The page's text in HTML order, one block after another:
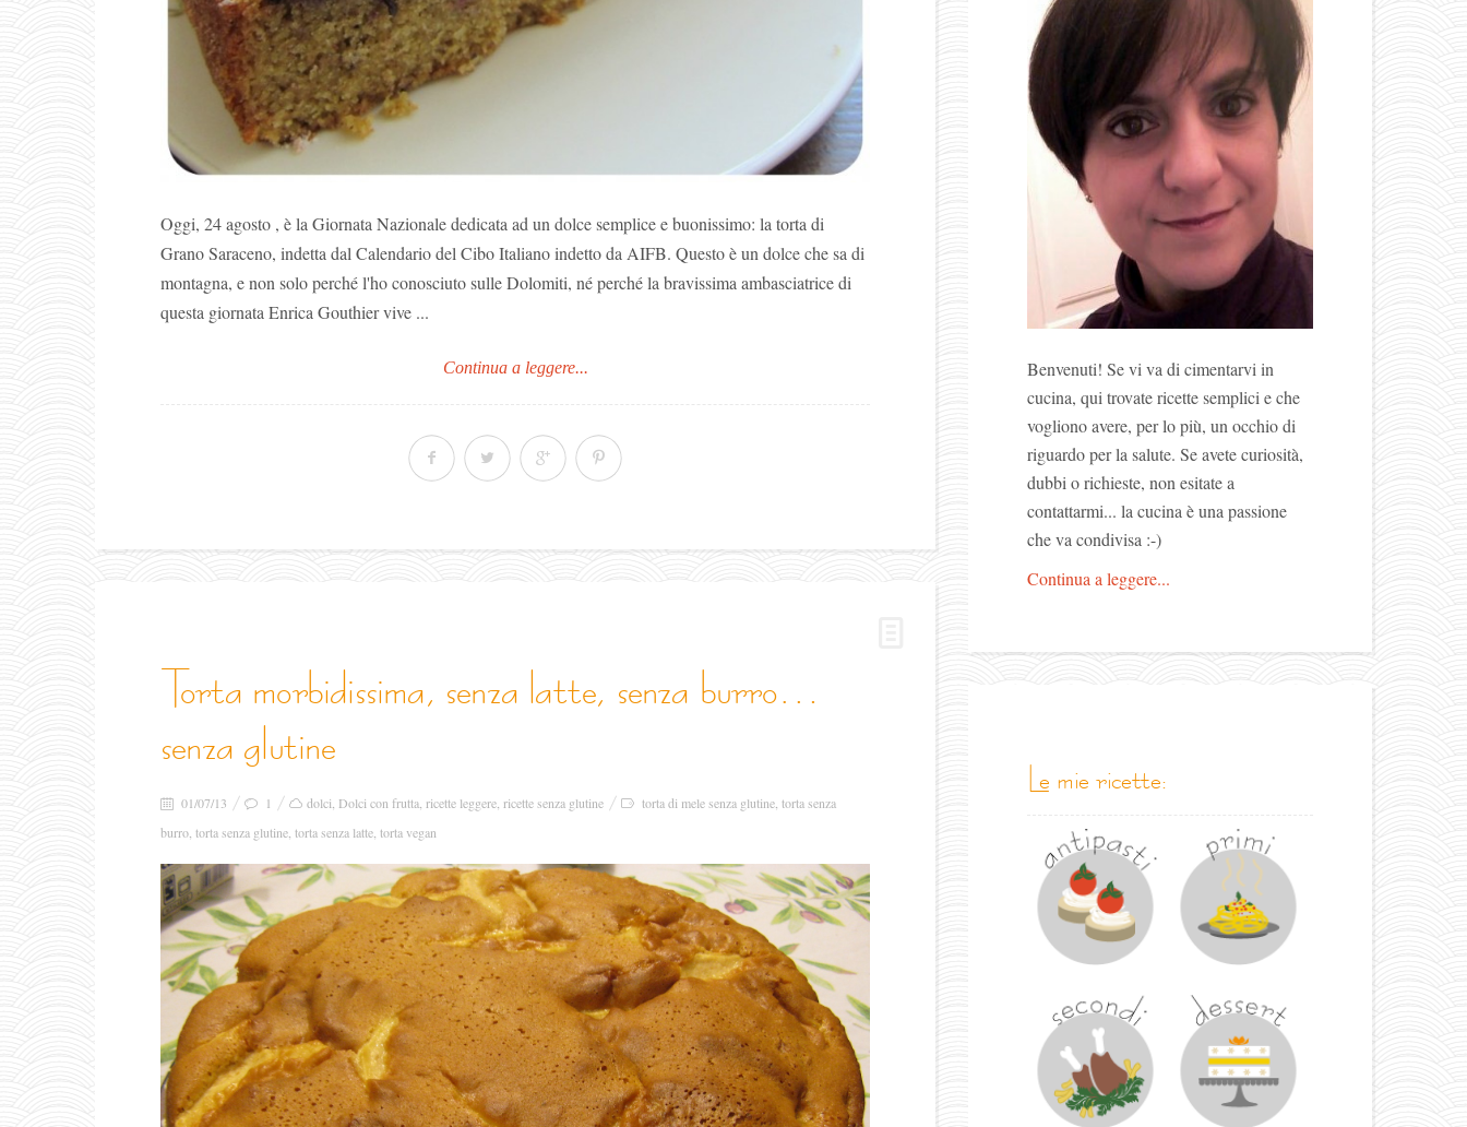
Oggi, 24 agosto , è la Giornata Nazionale dedicata ad un dolce semplice e buonissimo: la torta di
Grano Saraceno, indetta dal Calendario del Cibo Italiano indetto da AIFB. Questo è un dolce che sa di
montagna, e non solo perché l'ho conosciuto sulle Dolomiti, né perché la bravissima ambasciatrice di
questa giornata Enrica Gouthier vive ...
Continua a leggere...
torta morbidissima, senza latte, senza burro…
senza glutine
01/07/13 1 dolci Dolci con frutta ricette leggere ricette senza glutine torta di mele senza glutine torta senza
burro torta senza glutine torta senza latte torta vegan
Benvenuti! Se vi va di cimentarvi in
cucina, qui trovate ricette semplici e che
vogliono avere, per lo più, un occhio di
riguardo per la salute. Se avete curiosità,
dubbi o richieste, non esitate a
contattarmi... la cucina è una passione
che va condivisa :-)
Continua a leggere...
le mie ricette: